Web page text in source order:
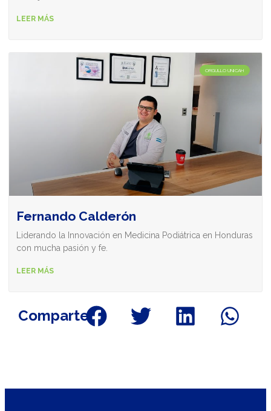
LEER MÁS
ORGULLO UNICAH
Fernando Calderón
Liderando la Innovación en Medicina Podiátrica en Honduras
con mucha pasión y fe.
LEER MÁS
Comparte: